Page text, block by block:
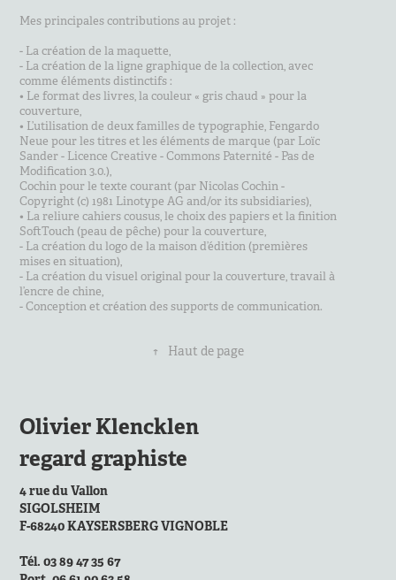
Mes principales contributions au projet :
- La création de la maquette,
- La création de la ligne graphique de la collection, avec
comme éléments distinctifs :
• Le format des livres, la couleur « gris chaud » pour la
couverture,
• L’utilisation de deux familles de typographie, Fengardo
Neue pour les titres et les éléments de marque (par Loïc
Sander - Licence Creative - Commons Paternité - Pas de
Modification 3.0.),
Cochin pour le texte courant (par Nicolas Cochin -
Copyright (c) 1981 Linotype AG and/or its subsidiaries),
• La reliure cahiers cousus, le choix des papiers et la finition
SoftTouch (peau de pêche) pour la couverture,
- La création du logo de la maison d’édition (premières
mises en situation),
- La création du visuel original pour la couverture, travail à
l’encre de chine,
- Conception et création des supports de communication.
↑ Haut de page
Olivier Klencklen
regard graphiste
4 rue du Vallon
SIGOLSHEIM
F-68240 KAYSERSBERG VIGNOBLE
Tél. 03 89 47 35 67